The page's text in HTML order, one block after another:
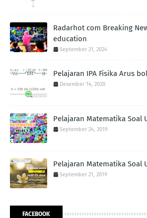
Radarhot com Breaking
education
September 21, 2024
Pelajaran IPA Fisika Arus
Desember 14, 2020
Pelajaran Matematika Soal
September 24, 2019
Pelajaran Matematika Soal
September 21, 2019
FACEBOOK